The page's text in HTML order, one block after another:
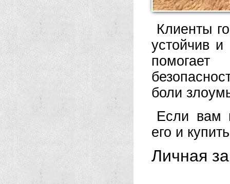
Клиенты
устойчив
боли
Если вам
его и
Личная